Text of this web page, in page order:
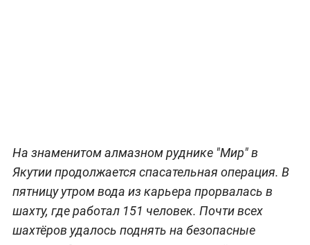
На знаменитом алмазном руднике "Мир" в
Якутии продолжается спасательная операция. В
пятницу утром вода из карьера прорвалась в
шахту, где работал 151 человек. Почти всех
шахтёров удалось поднять на безопасные